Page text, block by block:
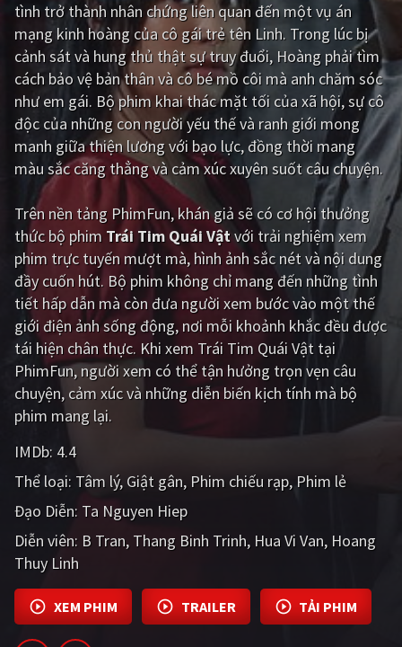
Viễn tưởng Khoa học - Tài liệu
Hoạt hình Thể thao
Tình cảm - Lãng mạn Kỳ ảo
Giật gân Gia đình
Bí ẩn Lịch sử
Viễn Tây
GameShow DramaTV
QUỐC GIA
Âu - Mỹ Trung Quốc - Hồng Kông
Hàn Quốc Nhật Bản
Ấn Độ Việt Nam
Tổng hợp
CẬP NHẬT
PHIM MỚI
PHIM BỘ
PHIM CHIẾU RẠP
tình trở thành nhân chứng liên quan đến một vụ án
mạng kinh hoàng của cô gái trẻ tên Linh. Trong lúc bị
cảnh sát và hung thủ thật sự truy đuổi, Hoàng phải tìm
cách bảo vệ bản thân và cô bé mồ côi mà anh chăm sóc
như em gái. Bộ phim khai thác mặt tối của xã hội, sự cô
độc của những con người yếu thế và ranh giới mong
manh giữa thiện lương với bạo lực, đồng thời mang
màu sắc căng thẳng và cảm xúc xuyên suốt câu chuyện.
Trên nền tảng PhimFun, khán giả sẽ có cơ hội thưởng
thức bộ phim Trái Tim Quái Vậtvới trải nghiệm xem
phim trực tuyến mượt mà, hình ảnh sắc nét và nội dung
đầy cuốn hút. Bộ phim không chỉ mang đến những tình
tiết hấp dẫn mà còn đưa người xem bước vào một thế
giới điện ảnh sống động, nơi mỗi khoảnh khắc đều được
tái hiện chân thực. Khi xem Trái Tim Quái Vật tại
PhimFun, người xem có thể tận hưởng trọn vẹn câu
chuyện, cảm xúc và những diễn biến kịch tính mà bộ
phim mang lại.
IMDb: 4.4
Thể loại: Tâm lý Giật gân Phim chiếu rạp Phim lẻ
Đạo Diễn: Ta Nguyen Hiep
Diễn viên: B Tran Thang Binh Trinh Hua Vi Van Hoang
Thuy Linh
XEM PHIM TRAILER TẢI PHIM